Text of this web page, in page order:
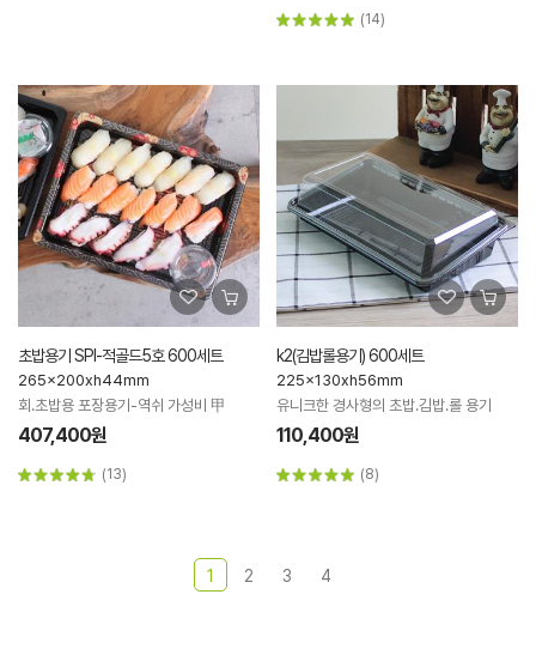
(14)
초밥용기 SPI-적골드5호 600세트
265x200xh44mm
회.초밥용 포장용기-역쉬 가성비 甲
407,400원
(13)
k2(김밥롤용기) 600세트
225x130xh56mm
유니크한 경사형의 초밥.김밥.롤 용기
110,400원
(8)
1 2 3 4